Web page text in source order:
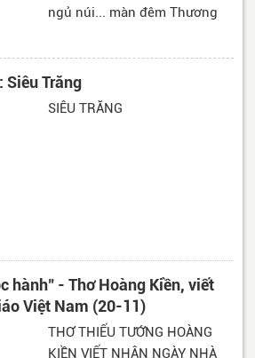
ngủ núi... màn đêm Thương
Siêu Trăng
SIÊU TRĂNG
hành" - Thơ Hoàng Kiền, viết
Việt Nam (20-11)
THƠ THIẾU TƯỚNG HOÀNG
KIỀN VIẾT NHÂN NGÀY NHÀ